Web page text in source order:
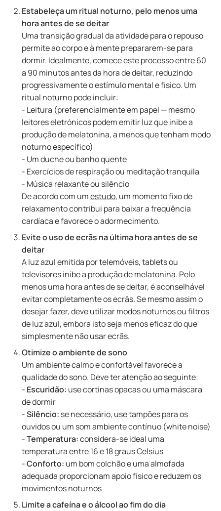
Estabeleça um ritual noturno, pelo menos uma
hora antes de se deitar
Uma transição gradual da atividade para o repouso
permite ao corpo e à mente prepararem-se para
dormir. Idealmente, comece este processo entre 60
a 90 minutos antes da hora de deitar, reduzindo
progressivamente o estímulo mental e físico. Um
ritual noturno pode incluir:
- Leitura (preferencialmente em papel — mesmo
leitores eletrónicos podem emitir luz que inibe a
produção de melatonina, a menos que tenham modo
noturno específico)
- Um duche ou banho quente
- Exercícios de respiração ou meditação tranquila
- Música relaxante ou silêncio
De acordo com umestudo, um momento fixo de
relaxamento contribui para baixar a frequência
cardíaca e favorece o adormecimento.
Evite o uso de ecrãs na última hora antes de se
deitar
A luz azul emitida por telemóveis, tablets ou
televisores inibe a produção de melatonina. Pelo
menos uma hora antes de se deitar, é aconselhável
evitar completamente os ecrãs. Se mesmo assim o
desejar fazer, deve utilizar modos noturnos ou filtros
de luz azul, embora isto seja menos eficaz do que
simplesmente não usar ecrãs.
Otimize o ambiente de sono
Um ambiente calmo e confortável favorece a
qualidade do sono. Deve ter atenção ao seguinte:
- Escuridão: use cortinas opacas ou uma máscara
de dormir
-Silêncio: se necessário, use tampões para os
ouvidos ou um som ambiente contínuo (white noise)
-Temperatura:considera-se ideal uma
temperatura entre 16 e 18 graus Celsius
-Conforto: um bom colchão e uma almofada
adequada proporcionam apoio físico e reduzem os
movimentos noturnos
Limite a cafeína e o álcool ao fim do dia